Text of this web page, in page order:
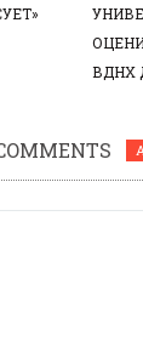
ВДНХ